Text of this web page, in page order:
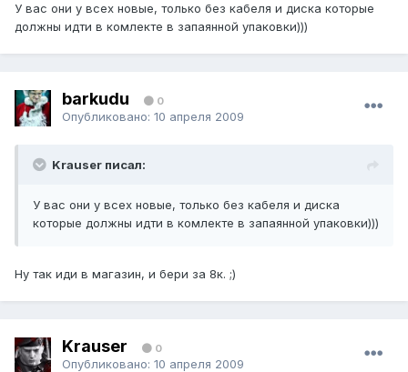
У вас они у всех новые, только без кабеля и диска которые
должны идти в комлекте в запаянной упаковки)))
barkudu 0
Опубликовано: 10 апреля 2009
Krauser писал:
У вас они у всех новые, только без кабеля и диска
которые должны идти в комлекте в запаянной упаковки)))
Ну так иди в магазин, и бери за 8к. ;)
Krauser 0
Опубликовано: 10 апреля 2009